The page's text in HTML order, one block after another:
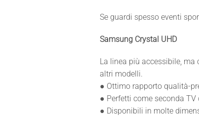
Se guardi spesso eventi
Samsung Crystal UHD
La linea più accessibile,
altri modelli.
● Ottimo rapporto qualità-
● Perfetti come seconda
● Disponibili in molte